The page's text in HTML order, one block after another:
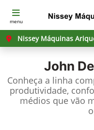
menu
Nissey Máquinas
John
Conheça a linha
produtividade,
médios que vão